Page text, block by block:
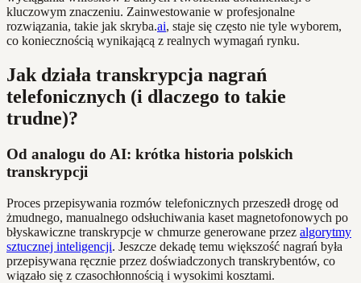
kluczowym znaczeniu. Zainwestowanie w profesjonalne
rozwiązania, takie jak skryba.ai, staje się często nie tyle wyborem,
co koniecznością wynikającą z realnych wymagań rynku.
Jak działa transkrypcja nagrań
telefonicznych (i dlaczego to takie
trudne)?
Od analogu do AI: krótka historia polskich
transkrypcji
Proces przepisywania rozmów telefonicznych przeszedł drogę od
żmudnego, manualnego odsłuchiwania kaset magnetofonowych po
błyskawiczne transkrypcje w chmurze generowane przez algorytmy
sztucznej inteligencji. Jeszcze dekadę temu większość nagrań była
przepisywana ręcznie przez doświadczonych transkrybentów, co
wiązało się z czasochłonnością i wysokimi kosztami.